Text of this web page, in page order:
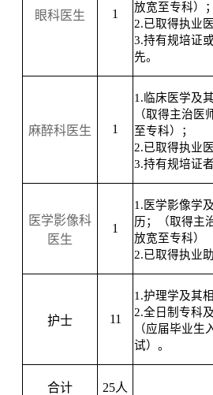
眼科医生 1
放宽至专科）
2.已取得执业
3.持有规培证
先。
麻醉科医生 1
1.临床医学及
（取得主治
至专科）；
2.已取得执业
3.持有规培证
医学影像科
医生
1
1.医学影像学
历；（取得主
放宽至专科）
2.已取得执业
护士 11
1.护理学及其
2.全日制专科
（应届毕业
试）。
合计 25人